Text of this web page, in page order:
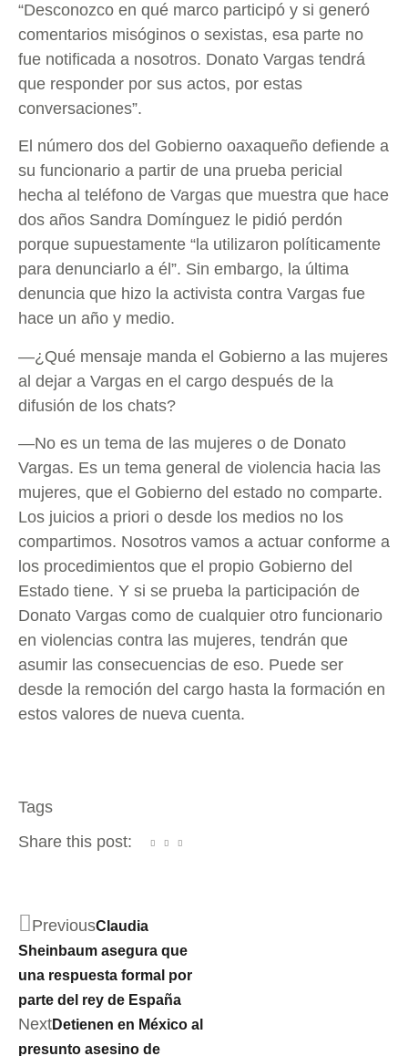
“Desconozco en qué marco participó y si generó
comentarios misóginos o sexistas, esa parte no
fue notificada a nosotros. Donato Vargas tendrá
que responder por sus actos, por estas
conversaciones”.
El número dos del Gobierno oaxaqueño defiende a
su funcionario a partir de una prueba pericial
hecha al teléfono de Vargas que muestra que hace
dos años Sandra Domínguez le pidió perdón
porque supuestamente “la utilizaron políticamente
para denunciarlo a él”. Sin embargo, la última
denuncia que hizo la activista contra Vargas fue
hace un año y medio.
—¿Qué mensaje manda el Gobierno a las mujeres
al dejar a Vargas en el cargo después de la
difusión de los chats?
—No es un tema de las mujeres o de Donato
Vargas. Es un tema general de violencia hacia las
mujeres, que el Gobierno del estado no comparte.
Los juicios a priori o desde los medios no los
compartimos. Nosotros vamos a actuar conforme a
los procedimientos que el propio Gobierno del
Estado tiene. Y si se prueba la participación de
Donato Vargas como de cualquier otro funcionario
en violencias contra las mujeres, tendrán que
asumir las consecuencias de eso. Puede ser
desde la remoción del cargo hasta la formación en
estos valores de nueva cuenta.
Tags
Share this post:
PreviousClaudia
Sheinbaum asegura que
una respuesta formal por
parte del rey de España
NextDetienen en México al
presunto asesino de